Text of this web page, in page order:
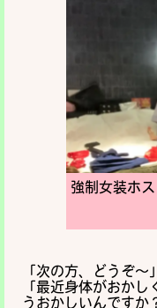
強制女装ホ
「次の方、どうぞ〜
「最近身体がおか
うおかしいんですか